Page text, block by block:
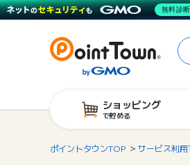
ショッピング
で貯める
ポイントタウンTOP サービス利用
無料診断